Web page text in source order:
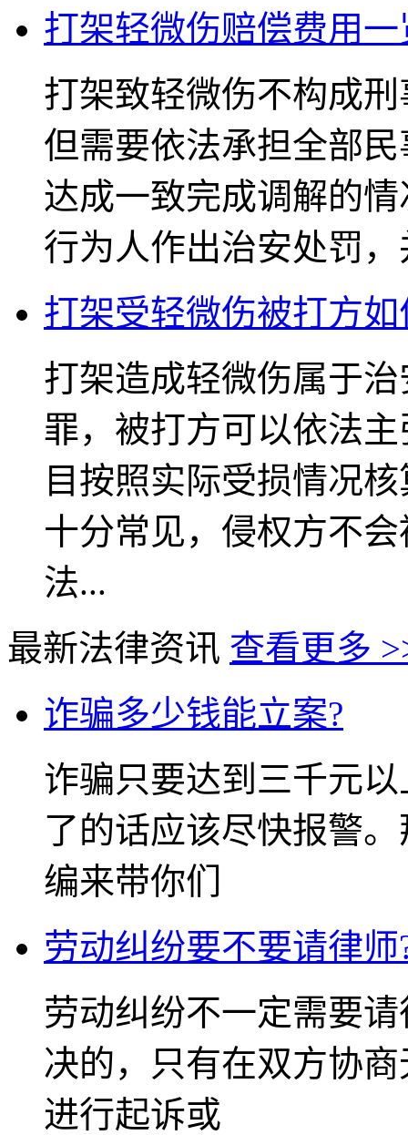
打架轻微伤赔偿费用一
打架致轻微伤不构成
但需要依法承担全部
达成一致完成调解的
行为人作出治安处罚
打架受轻微伤被打方如
打架造成轻微伤属于
罪，被打方可以依法
目按照实际受损情况
十分常见，侵权方不
法...
最新法律资讯 查看更多
诈骗多少钱能立案?
诈骗只要达到三千元
了的话应该尽快报警
编来带你们
劳动纠纷要不要请律师
劳动纠纷不一定需要
决的，只有在双方协
进行起诉或